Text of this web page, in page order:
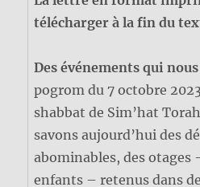
télécharger à la fin du
Des événements qui
pogrom du 7 octobre
shabbat de Sim’hat
savons aujourd’hui des
abominables, des otages
enfants – retenus dans